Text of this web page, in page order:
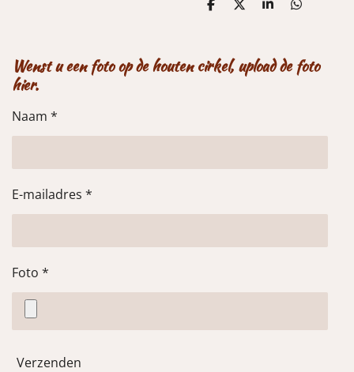
D
n
D
S
e
D
n
Wenst u een foto op de houten cirkel, upload de foto
hier.
Naam *
E-mailadres *
Foto *
Verzenden